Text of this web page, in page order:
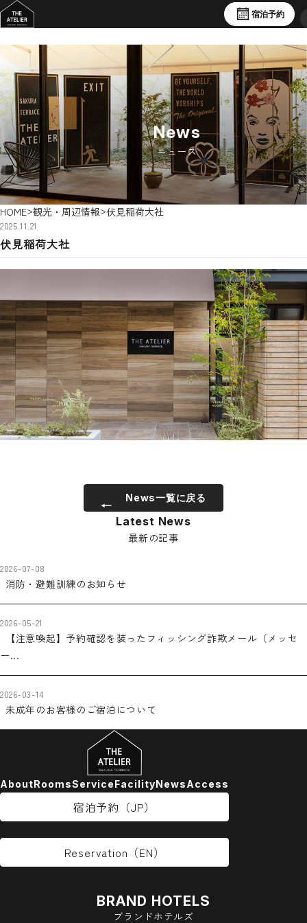
宿泊予約
News
ニュース
HOME>観光・周辺情報>伏見稲荷大社
2025.11.21
伏見稲荷大社
News一覧に戻る
Latest News
最新の記事
2026-07-08
消防・避難訓練のお知らせ
2026-05-21
【注意喚起】予約確認を装ったフィッシング詐欺メール（メッセ
ー...
2026-03-14
未成年のお客様のご宿泊について
AboutRoomsServiceFacilityNewsAccess
宿泊予約（JP）
Reservation（EN）
BRAND HOTELS
ブランドホテルズ